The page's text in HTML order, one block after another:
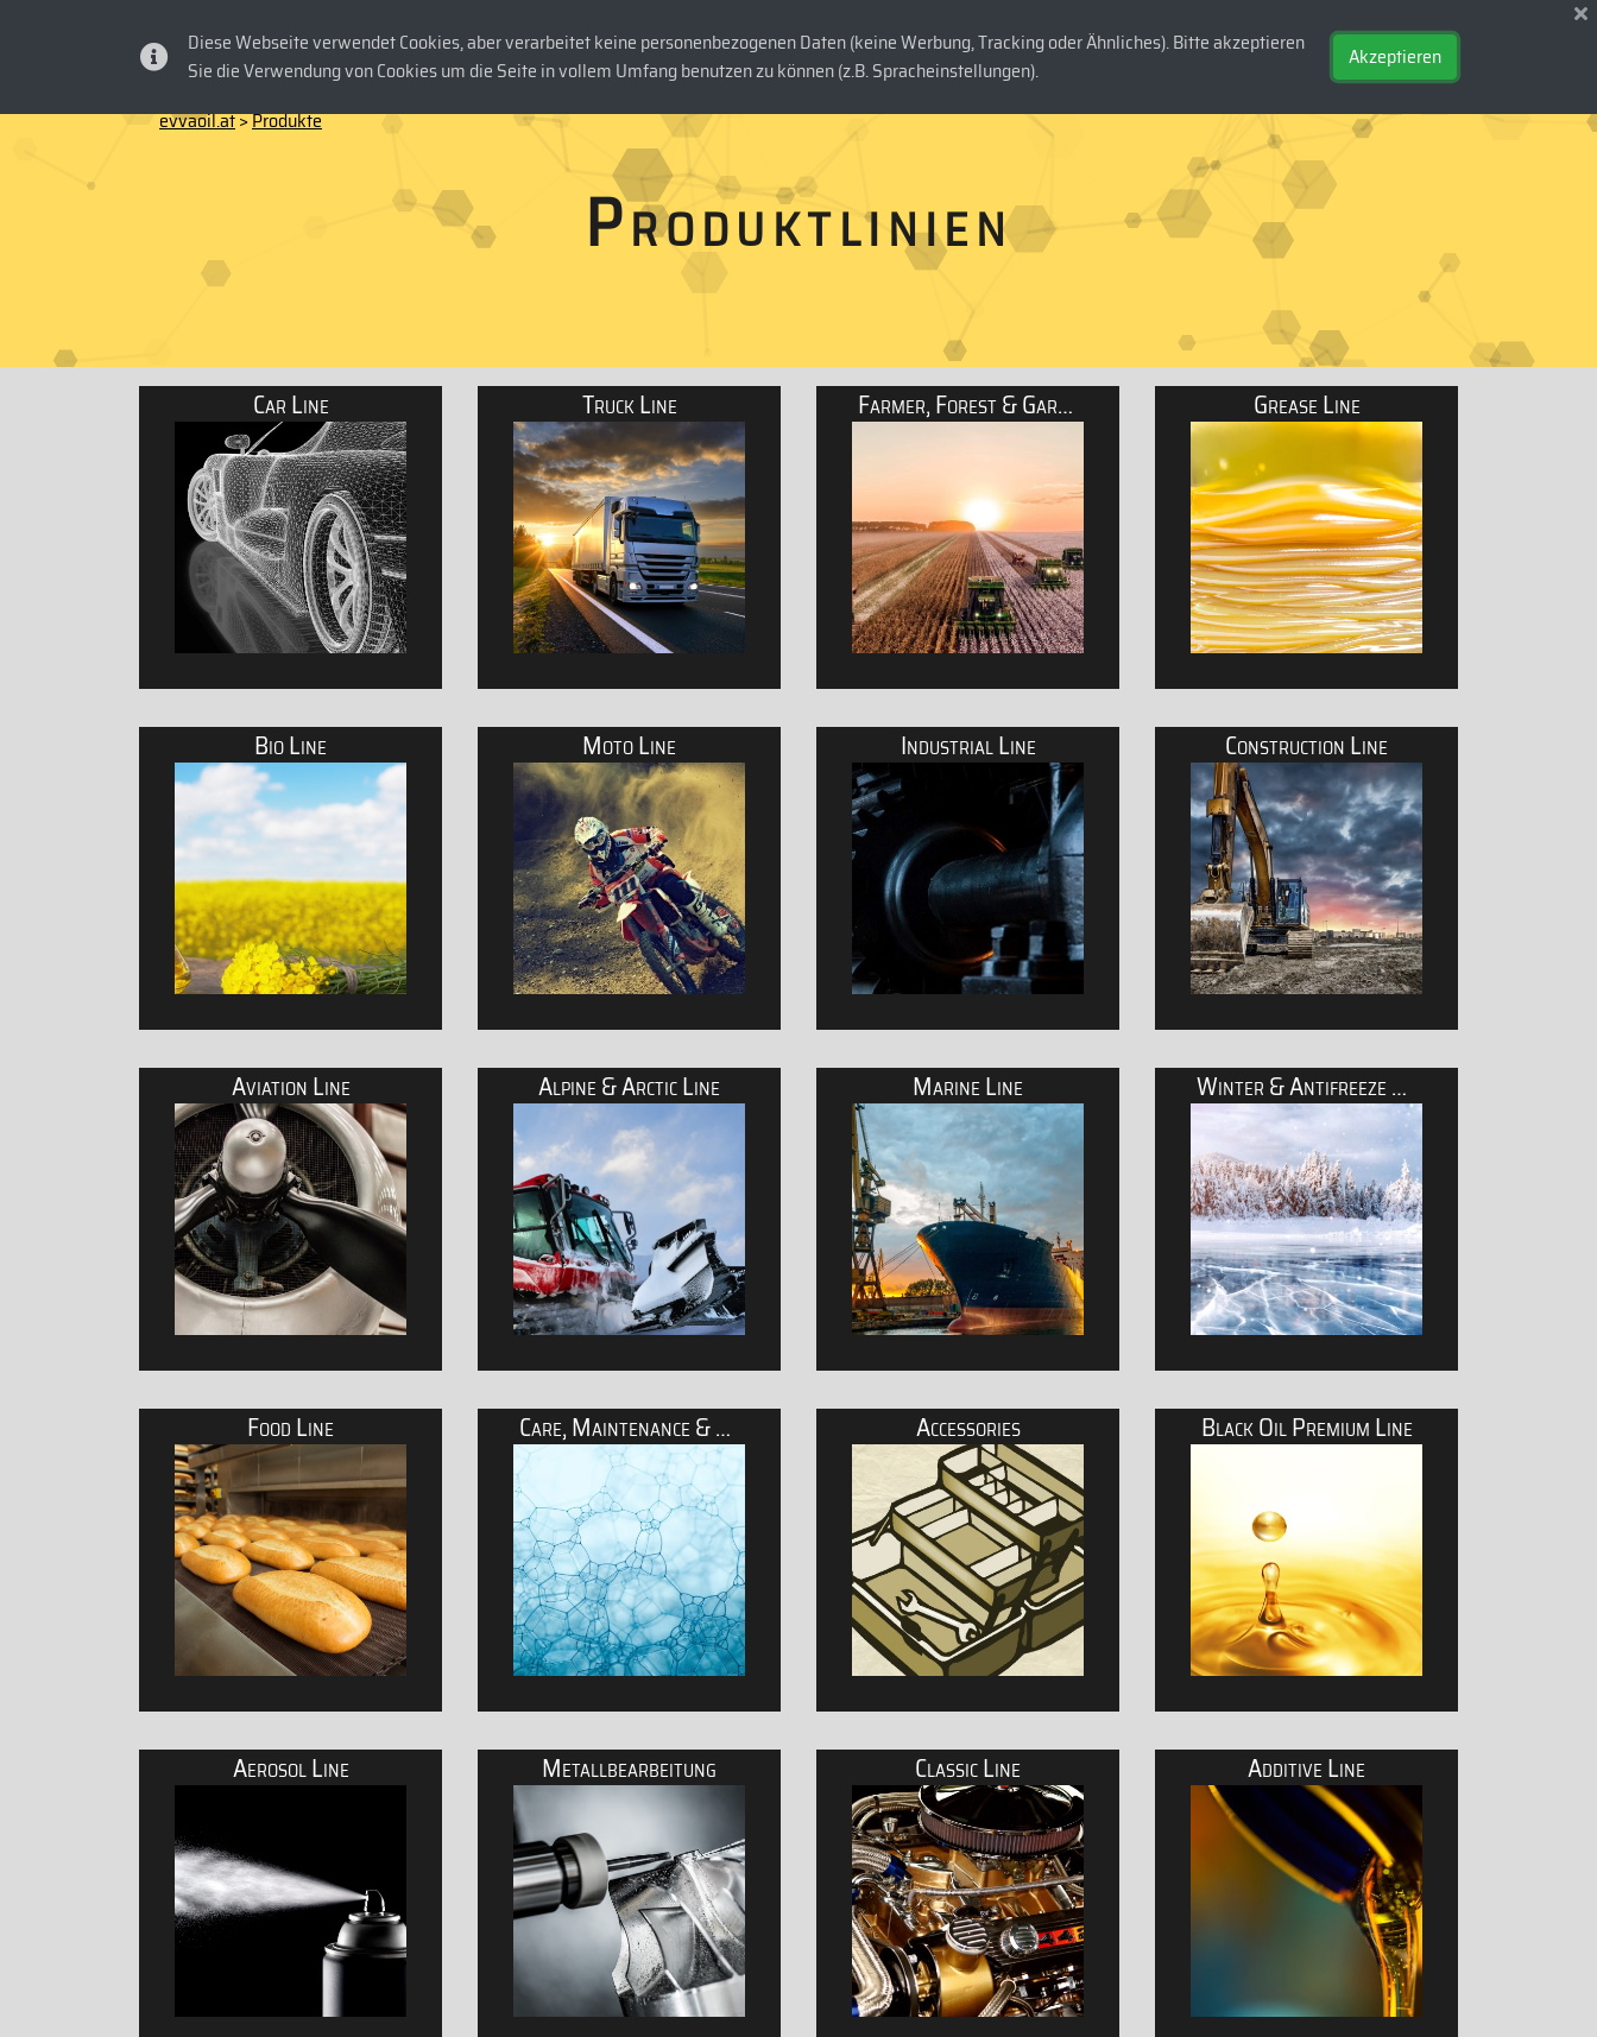
HOME PRODUKTE UNTERNEHMEN KONTAKT DE / EN
Diese Webseite verwendet Cookies, aber verarbeitet keine personenbezogenen Daten (keine Werbung, Tracking oder Ähnliches). Bitte akzeptieren
Sie die Verwendung von Cookies um die Seite in vollem Umfang benutzen zu können (z.B. Spracheinstellungen).
Akzeptieren
evvaoil.at>Produkte
Produktlinien
Car Line
Schmierstoffe für PKW
Truck Line
Schmierstoffe für LKW
Farmer, Forest & Garden Line
Produkte für Land- und Forstwirtschaft sowie für Gartengeräte
Grease Line
Schmierfette, Gele, Pasten
Bio Line
Umweltschonende Schmierstoffe aus natürlichen Rohstoffen
Moto Line
Produkte für Motorräder mit 2- und 4-Taktmotoren
Industrial Line
Schmierstoffe für die Industrie
Construction Line
Schmierstoffe für Baumaschinen
Aviation Line
Flugmotorenöle UL-Planes und Copters
Alpine & Arctic Line
Schmierstoffe für alpinen Raum und arktische Zonen
Marine Line
Schmierstoffe für die Schiffahrt und Yachten
Winter & Antifreeze Line
Frostschutz- und Winterprodukte
Food Line
Produkte für den Einsatz in der Lebensmittelindustrie
Care, Maintenance & Cleaning
Produkte für Pflege, Wartung und Reinigung
Accessories
Zubehörgeräte für Fördertechnik und Werkstatteinrichtungen
Black Oil Premium Line
Das ultimative EPT-Schmierstoffprogramm mit
Aerosol Line Metallbearbeitung Classic Line Additive Line